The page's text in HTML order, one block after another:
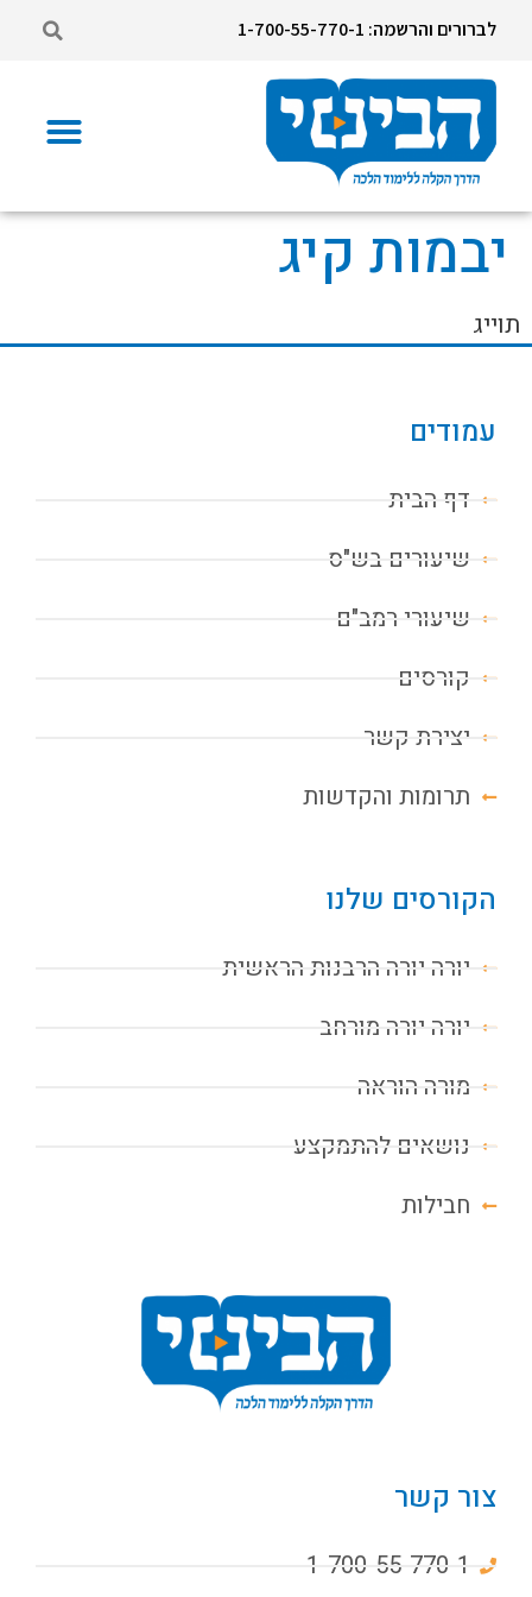
לברורים והרשמה: 1-700-55-770-1
יבמות קיג
תוייג
עמודים
דף הבית
שיעורים בש"ס
שיעורי רמב"ם
קורסים
יצירת קשר
תרומות והקדשות
הקורסים שלנו
יורה יורה הרבנות הראשית
יורה יורה מורחב
מורה הוראה
נושאים להתמקצע
חבילות
צור קשר
1-700-55-770-1